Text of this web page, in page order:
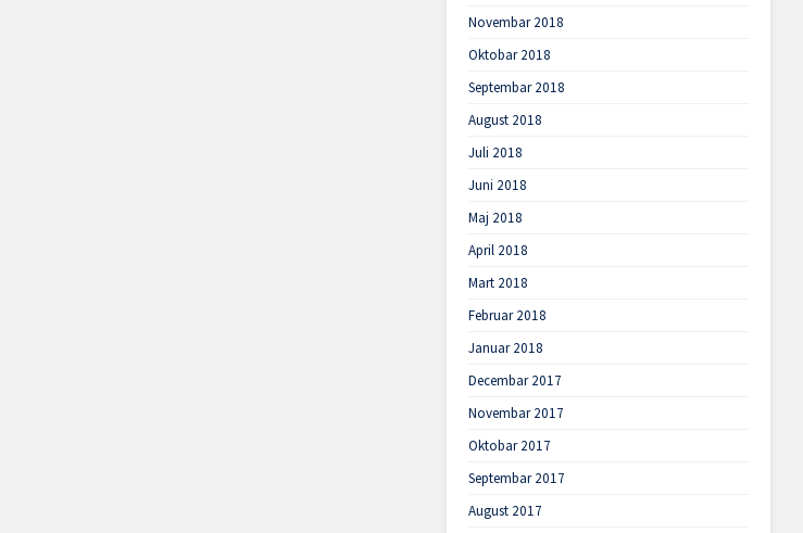
Novembar 2018
Oktobar 2018
Septembar 2018
August 2018
Juli 2018
Juni 2018
Maj 2018
April 2018
Mart 2018
Februar 2018
Januar 2018
Decembar 2017
Novembar 2017
Oktobar 2017
Septembar 2017
August 2017